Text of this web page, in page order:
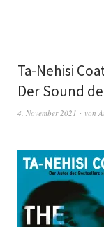
Ta-Nehisi
Der Sound
4. November 2021 von